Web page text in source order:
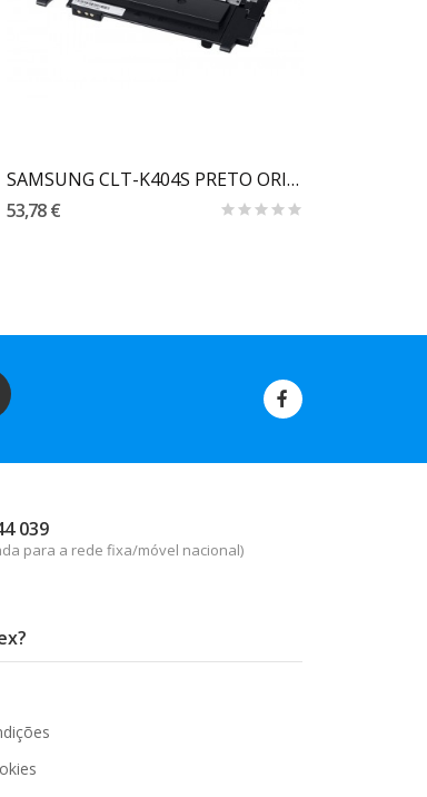
SAMSUNG CLT-K404S PRETO ORIGINAL
53,78 €
039
para a rede fixa/móvel nacional)